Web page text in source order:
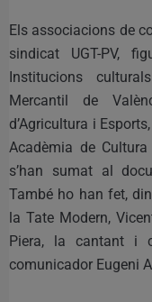
Els associacions de
sindicat UGT-PV,
Institucions
Mercantil de
d’Agricultura i
Acadèmia de
s’han sumat al
També ho han fet,
la Tate Modern,
Piera, la cantant i
comunicador Eugeni